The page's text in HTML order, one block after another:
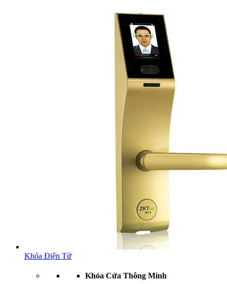
Khóa Điện Tử
Khóa Cửa Thông Minh